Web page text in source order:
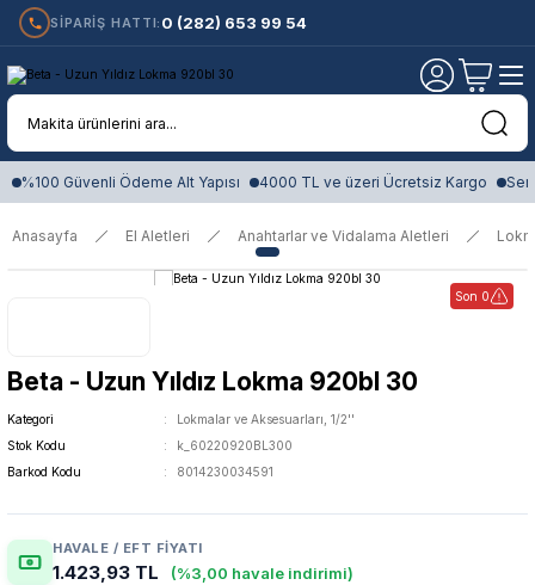
SİPARİŞ HATTI: 0 (282) 653 99 54
%100 Güvenli Ödeme Alt Yapısı 4000 TL ve üzeri Ücretsiz Kargo
Anasayfa El Aletleri Anahtarlar ve Vidalama Aletleri
Son 0
Beta - Uzun Yıldız Lokma 920bl 30
Kategori
Lokmalar ve Aksesuarları, 1/2''
Stok Kodu
k_60220920BL300
Barkod Kodu
8014230034591
HAVALE / EFT FIYATI
1.423,93 TL (%3,00 havale indirimi)